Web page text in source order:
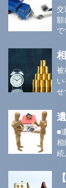
交
額
被
い
せ
■
相
続